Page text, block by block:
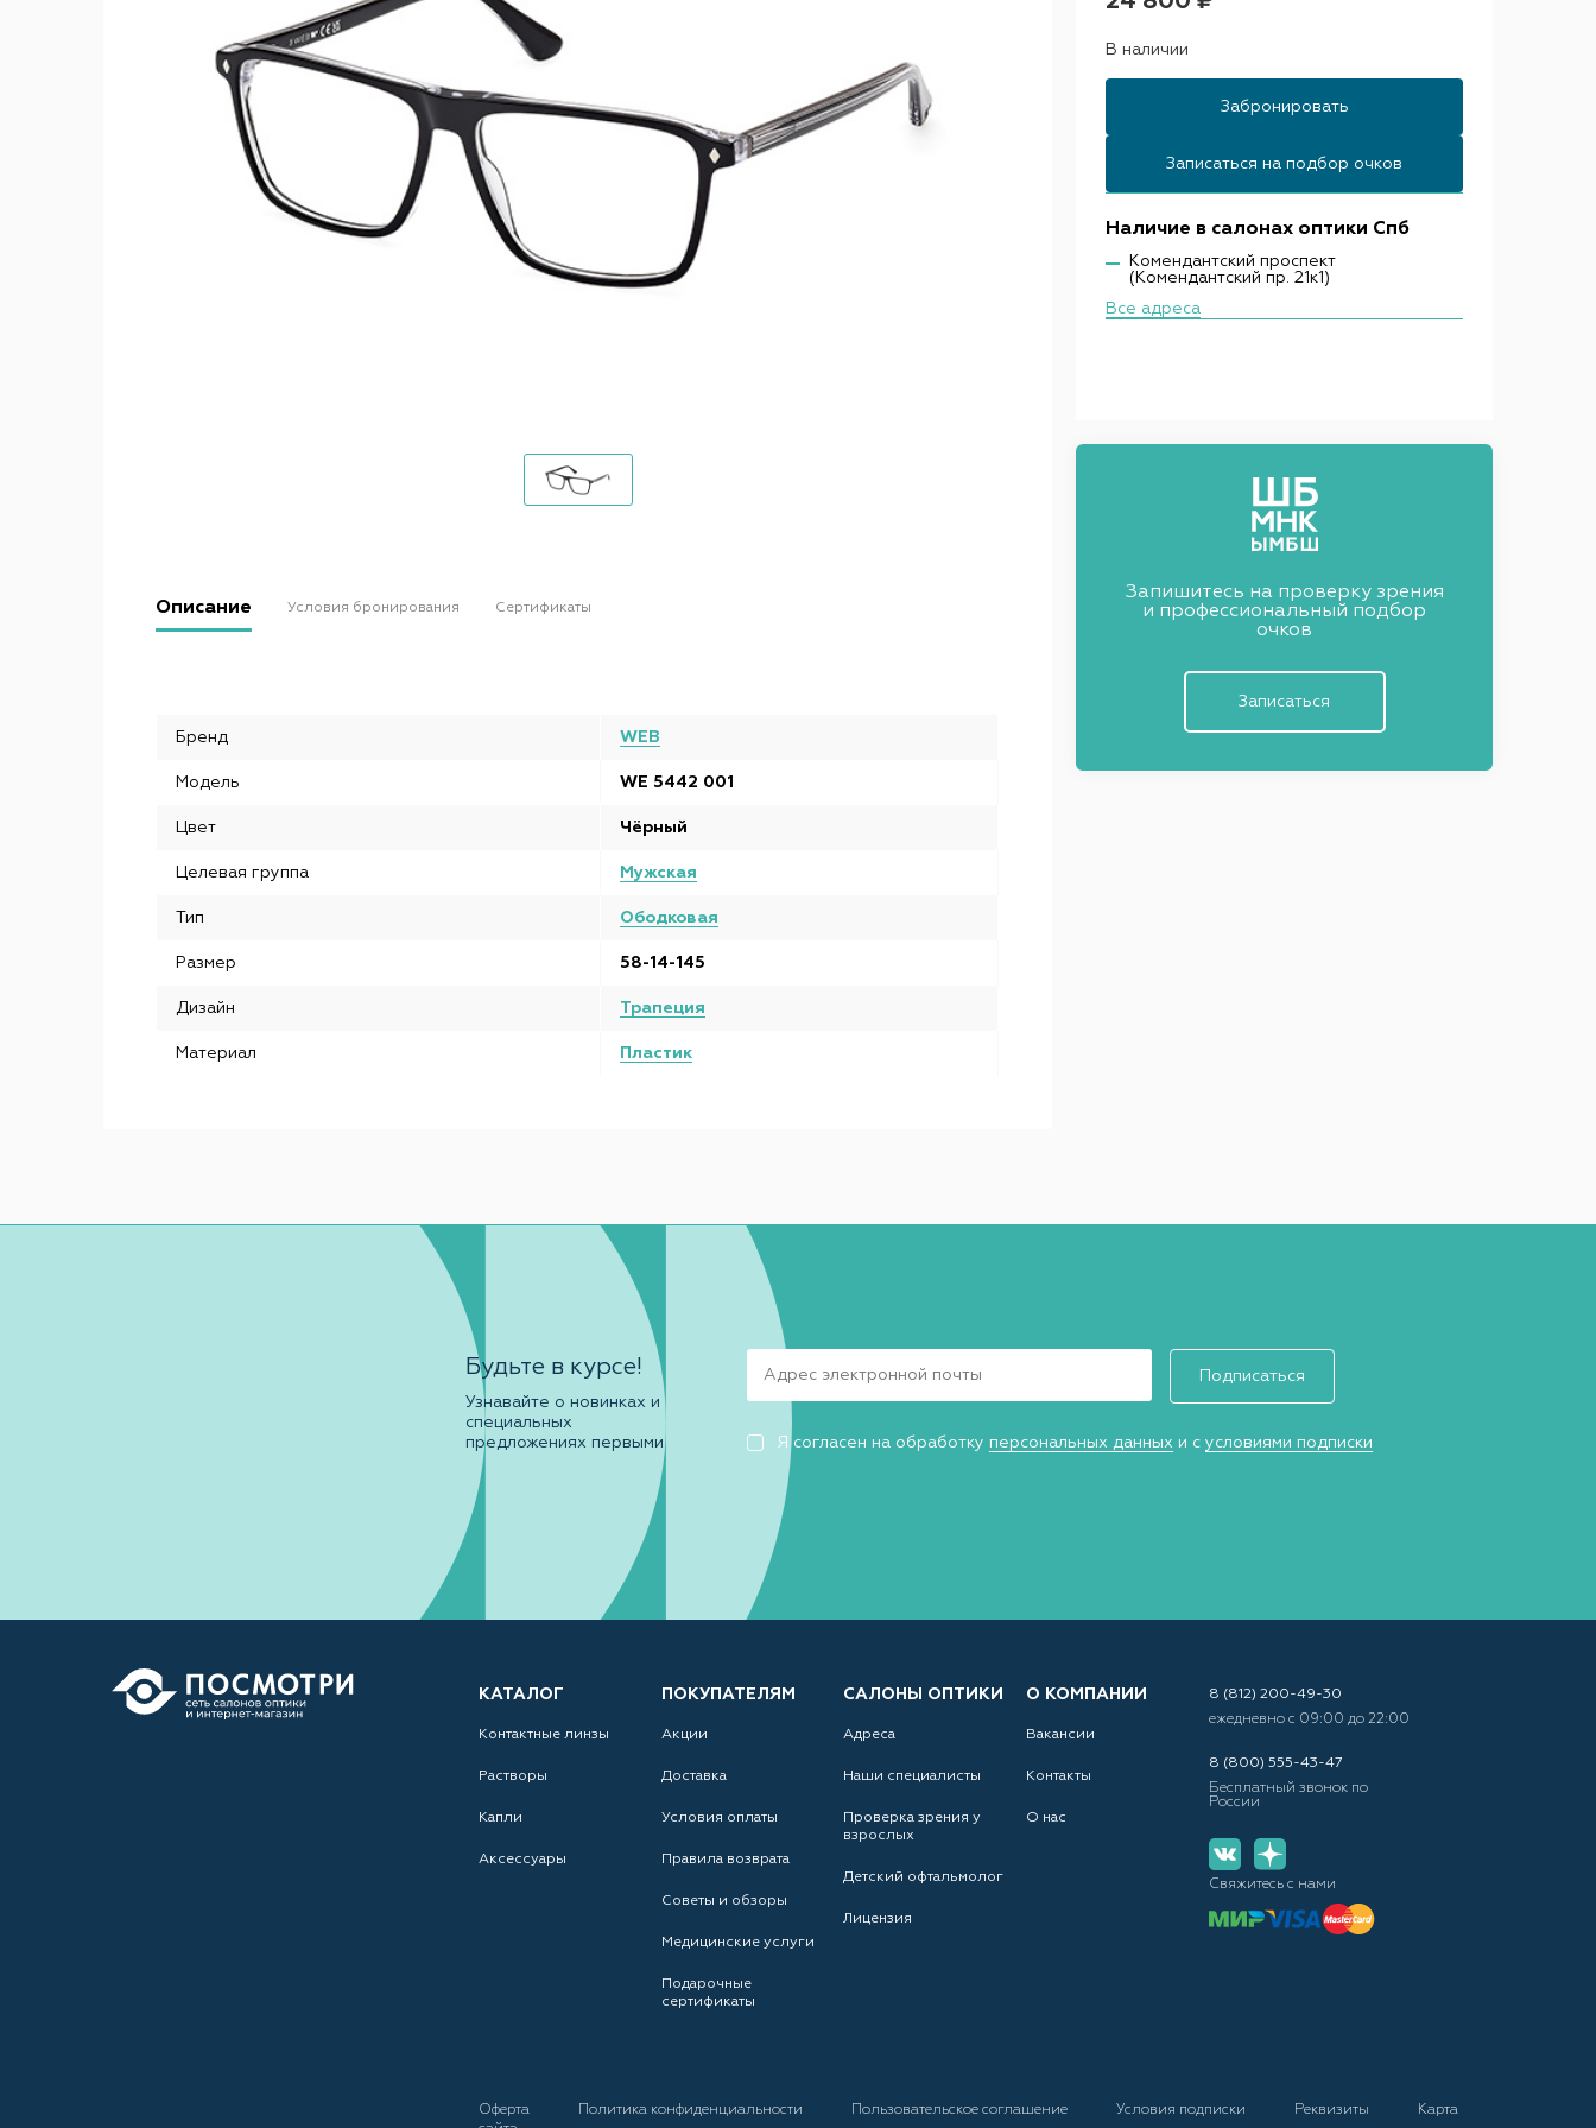
Описание Условия бронирования Сертификаты
Бренд WEB
Модель WE 5442 001
Цвет Чёрный
Целевая группа Мужская
Тип Ободковая
Размер 58-14-145
Дизайн Трапеция
Материал Пластик
В наличии
Забронировать
Записаться на подбор очков
Наличие в салонах оптики Спб
Комендантский проспект
(Комендантский пр. 21к1)
Все адреса
Запишитесь на проверку зрения
и профессиональный подбор
очков
Записаться
Будьте в курсе!
Узнавайте о новинках и
специальных
предложениях первыми
Подписаться
Я согласен на обработку персональных данных и с условиями подписки
КАТАЛОГ
Контактные линзы
Растворы
Капли
Аксессуары
ПОКУПАТЕЛЯМ
Акции
Доставка
Условия оплаты
Правила возврата
Советы и обзоры
Медицинские услуги
Подарочные
сертификаты
САЛОНЫ ОПТИКИ
Адреса
Наши специалисты
Проверка зрения у
взрослых
Детский офтальмолог
Лицензия
О КОМПАНИИ
Вакансии
Контакты
О нас
8 (812) 200-49-30
ежедневно с 09:00 до 22:00
8 (800) 555-43-47
Бесплатный звонок по
России
Свяжитесь с нами
Оферта Политика конфиденциальности Пользовательское соглашение Условия подписки Реквизиты
Карта